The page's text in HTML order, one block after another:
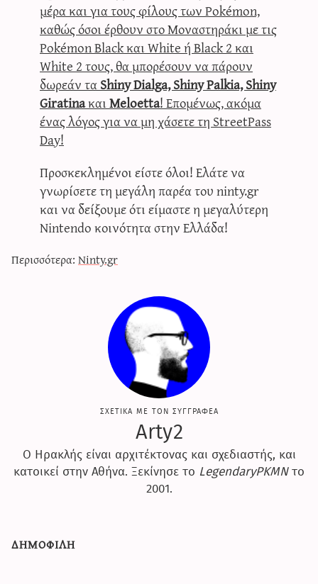
μέρα και για τους φίλους των Pokémon,
καθώς όσοι έρθουν στο Μοναστηράκι με τις
Pokémon Black και White ή Black 2 και
White 2 τους, θα μπορέσουν να πάρουν
δωρεάν ταShiny Dialga, Shiny Palkia, Shiny
GiratinaκαιMeloetta! Επομένως, ακόμα
ένας λόγος για να μη χάσετε τη StreetPass
Day!
Προσκεκλημένοι είστε όλοι! Ελάτε να
γνωρίσετε τη μεγάλη παρέα του ninty.gr
και να δείξουμε ότι είμαστε η μεγαλύτερη
Nintendo κοινότητα στην Ελλάδα!
Περισσότερα:Ninty.gr
σχετικα με τον συγγραφεα
Arty2
Ο Ηρακλής είναι αρχιτέκτονας και σχεδιαστής, και
κατοικεί στην Αθήνα. Ξεκίνησε το LegendaryPKMNτο
2001.
δημοφιλη